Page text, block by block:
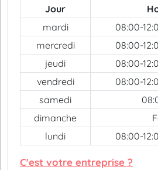
Jour
mardi
08:00-
mercredi
08:00-
jeudi
08:00-
vendredi
08:00-
samedi
dimanche
lundi
08:00-
C'est votre entreprise ?